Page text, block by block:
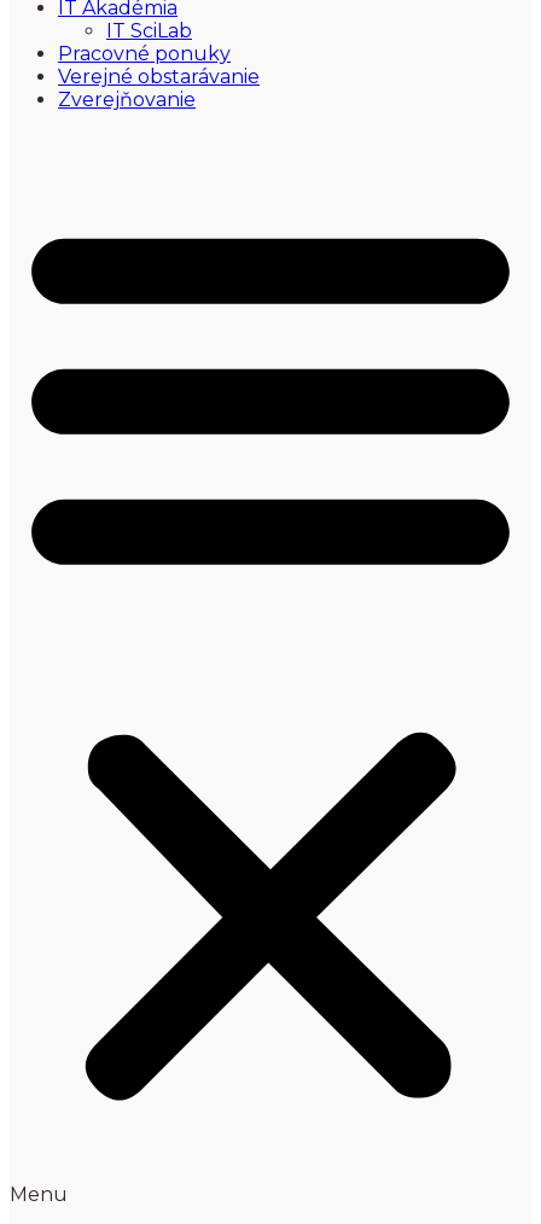
IT Akadémia
IT SciLab
Pracovné ponuky
Verejné obstarávanie
Zverejňovanie
Menu